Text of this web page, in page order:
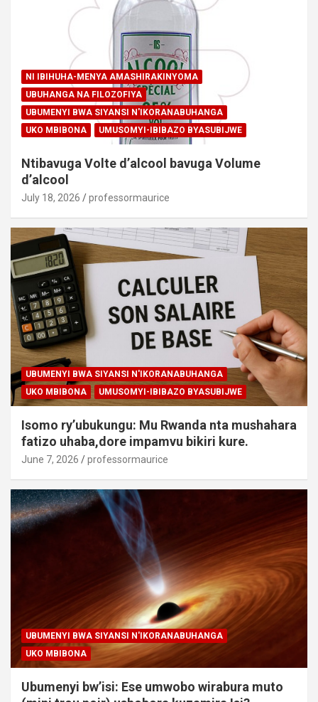
NI IBIHUHA-MENYA AMASHIRAKINYOMA
UBUHANGA NA FILOZOFIYA
UBUMENYI BWA SIYANSI N'IKORANABUHANGA
UKO MBIBONA
UMUSOMYI-IBIBAZO BYASUBIJWE
Ntibavuga Volte d’alcool bavuga Volume
d’alcool
July 18, 2026 professormaurice
UBUMENYI BWA SIYANSI N'IKORANABUHANGA
UKO MBIBONA
UMUSOMYI-IBIBAZO BYASUBIJWE
Isomo ry’ubukungu: Mu Rwanda nta mushahara
fatizo uhaba,dore impamvu bikiri kure.
June 7, 2026 professormaurice
UBUMENYI BWA SIYANSI N'IKORANABUHANGA
UKO MBIBONA
Ubumenyi bw’isi: Ese umwobo wirabura muto